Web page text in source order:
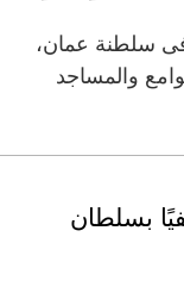
فى سلطنة عمان،
والمساجد
بسلطان